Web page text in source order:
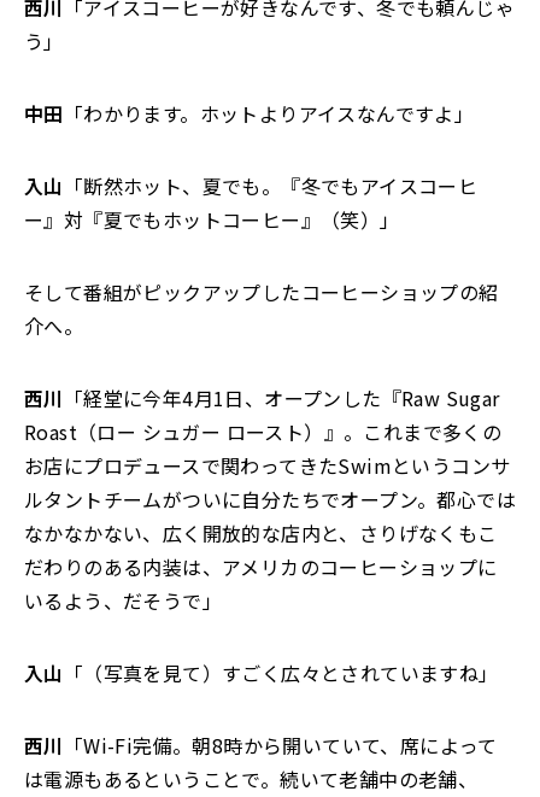
西川 「アイスコーヒーが好きなんです、冬でも頼んじゃ
う」
中田 「わかります。ホットよりアイスなんですよ」
入山 「断然ホット、夏でも。『冬でもアイスコーヒ
ー』対『夏でもホットコーヒー』（笑）」
そして番組がピックアップしたコーヒーショップの紹
介へ。
西川 「経堂に今年4月1日、オープンした『Raw Sugar
Roast（ロー シュガー ロースト）』。これまで多くの
お店にプロデュースで関わってきたSwimというコンサ
ルタントチームがついに自分たちでオープン。都心では
なかなかない、広く開放的な店内と、さりげなくもこ
だわりのある内装は、アメリカのコーヒーショップに
いるよう、だそうで」
入山 「（写真を見て）すごく広々とされていますね」
西川 「Wi-Fi完備。朝8時から開いていて、席によって
は電源もあるということで。続いて老舗中の老舗、